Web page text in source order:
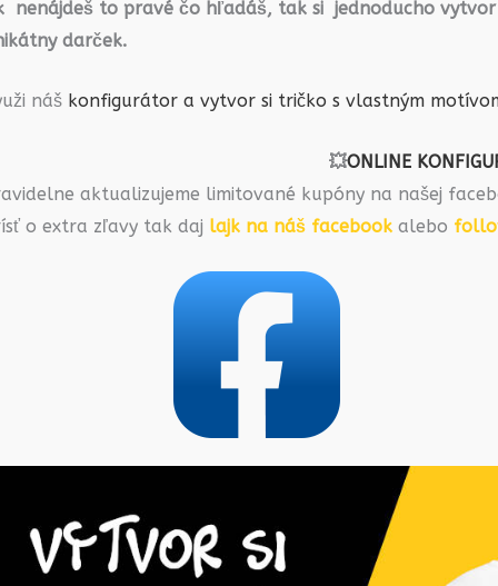
nenájdeš to pravé čo hľadáš, tak si jednoducho
darček.
náš konfigurátor a vytvor si tričko s vlastným
💥ONLINE
aktualizujeme limitované kupóny na našej
o extra zľavy tak daj lajk na náš facebook alebo